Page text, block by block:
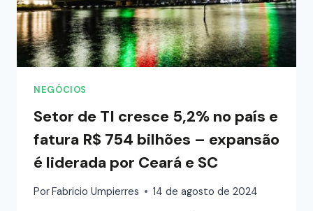
NEGÓCIOS
Setor de TI cresce 5,2% no país e
fatura R$ 754 bilhões – expansão
é liderada por Ceará e SC
PorFabricio Umpierres 14 de agosto de 2024